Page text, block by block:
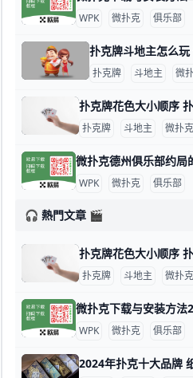
WPK 微扑克 俱乐部
扑克牌 斗地主 微
扑克牌 斗地主 微扑克
WPK 微扑克 俱乐部
🎧 熱門文章 🎬
扑克牌 斗地主 微扑克
WPK 微扑克 俱乐部